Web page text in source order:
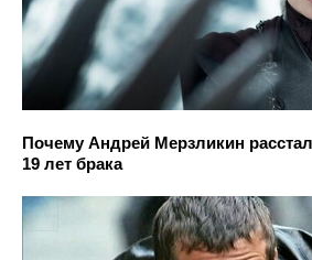
Почему Андрей Мерзликин
19 лет брака